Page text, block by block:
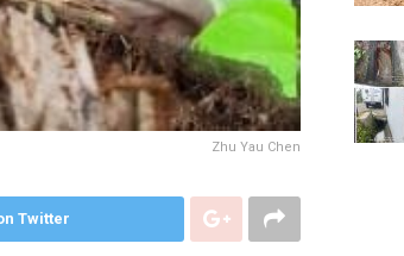
Zhu Yau Chen
Twitter